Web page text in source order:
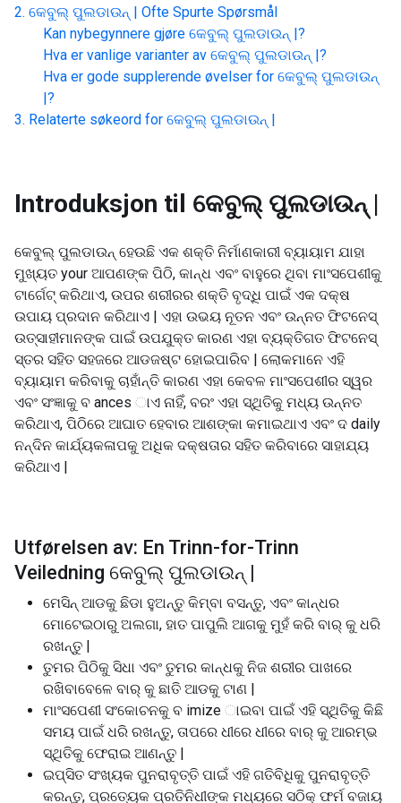
କେବୁଲ୍ ପୁଲଡାଉନ୍ | Ofte Spurte Spørsmål
Kan nybegynnere gjøre କେବୁଲ୍ ପୁଲଡାଉନ୍ |?
Hva er vanlige varianter av କେବୁଲ୍ ପୁଲଡାଉନ୍ |?
Hva er gode supplerende øvelser for କେବୁଲ୍ ପୁଲଡାଉନ୍
|?
Relaterte søkeord for କେବୁଲ୍ ପୁଲଡାଉନ୍ |
Introduksjon til କେବୁଲ୍ ପୁଲଡାଉନ୍ |
କେବୁଲ୍ ପୁଲଡାଉନ୍ ହେଉଛି ଏକ ଶକ୍ତି ନିର୍ମାଣକାରୀ ବ୍ୟାୟାମ ଯାହା
ମୁଖ୍ୟତ your ଆପଣଙ୍କ ପିଠି, କାନ୍ଧ ଏବଂ ବାହୁରେ ଥିବା ମାଂସପେଶୀକୁ
ଟାର୍ଗେଟ୍ କରିଥାଏ, ଉପର ଶରୀରର ଶକ୍ତି ବୃଦ୍ଧି ପାଇଁ ଏକ ଦକ୍ଷ
ଉପାୟ ପ୍ରଦାନ କରିଥାଏ | ଏହା ଉଭୟ ନୂତନ ଏବଂ ଉନ୍ନତ ଫିଟନେସ୍
ଉତ୍ସାହୀମାନଙ୍କ ପାଇଁ ଉପଯୁକ୍ତ କାରଣ ଏହା ବ୍ୟକ୍ତିଗତ ଫିଟନେସ୍
ସ୍ତର ସହିତ ସହଜରେ ଆଡଜଷ୍ଟ ହୋଇପାରିବ | ଲୋକମାନେ ଏହି
ବ୍ୟାୟାମ କରିବାକୁ ଚାହାଁନ୍ତି କାରଣ ଏହା କେବଳ ମାଂସପେଶୀର ସ୍ୱର
ଏବଂ ସଂଜ୍ଞାକୁ ବ ances ାଏ ନାହିଁ, ବରଂ ଏହା ସ୍ଥିତିକୁ ମଧ୍ୟ ଉନ୍ନତ
କରିଥାଏ, ପିଠିରେ ଆଘାତ ହେବାର ଆଶଙ୍କା କମାଇଥାଏ ଏବଂ ଦ daily
ନନ୍ଦିନ କାର୍ଯ୍ୟକଳାପକୁ ଅଧିକ ଦକ୍ଷତାର ସହିତ କରିବାରେ ସାହାଯ୍ୟ
କରିଥାଏ |
Utførelsen av: En Trinn-for-Trinn
Veiledning କେବୁଲ୍ ପୁଲଡାଉନ୍ |
ମେସିନ୍ ଆଡକୁ ଛିଡା ହୁଅନ୍ତୁ କିମ୍ବା ବସନ୍ତୁ, ଏବଂ କାନ୍ଧର
ମୋଟେଇଠାରୁ ଅଲଗା, ହାତ ପାପୁଲି ଆଗକୁ ମୁହଁ କରି ବାର୍ କୁ ଧରି
ରଖନ୍ତୁ |
ତୁମର ପିଠିକୁ ସିଧା ଏବଂ ତୁମର କାନ୍ଧକୁ ନିଜ ଶରୀର ପାଖରେ
ରଖିବାବେଳେ ବାର୍ କୁ ଛାତି ଆଡକୁ ଟାଣ |
ମାଂସପେଶୀ ସଂକୋଚନକୁ ବ imize ାଇବା ପାଇଁ ଏହି ସ୍ଥିତିକୁ କିଛି
ସମୟ ପାଇଁ ଧରି ରଖନ୍ତୁ, ତାପରେ ଧୀରେ ଧୀରେ ବାର୍ କୁ ଆରମ୍ଭ
ସ୍ଥିତିକୁ ଫେରାଇ ଆଣନ୍ତୁ |
ଇପ୍ସିତ ସଂଖ୍ୟକ ପୁନରାବୃତ୍ତି ପାଇଁ ଏହି ଗତିବିଧିକୁ ପୁନରାବୃତ୍ତି
କରନ୍ତୁ, ପ୍ରତ୍ୟେକ ପ୍ରତିନିଧୀଙ୍କ ମଧ୍ୟରେ ସଠିକ୍ ଫର୍ମ ବଜାୟ